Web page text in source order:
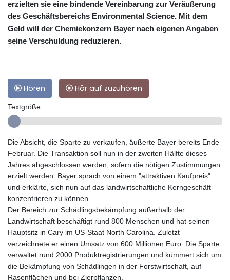
erzielten sie eine bindende Vereinbarung zur Veräußerung
des Geschäftsbereichs Environmental Science. Mit dem
Geld will der Chemiekonzern Bayer nach eigenen Angaben
seine Verschuldung reduzieren.
Hören Hör auf zuzuhören
Textgröße:
Die Absicht, die Sparte zu verkaufen, äußerte Bayer bereits Ende
Februar. Die Transaktion soll nun in der zweiten Hälfte dieses
Jahres abgeschlossen werden, sofern die nötigen Zustimmungen
erzielt werden. Bayer sprach von einem "attraktiven Kaufpreis"
und erklärte, sich nun auf das landwirtschaftliche Kerngeschäft
konzentrieren zu können.
Der Bereich zur Schädlingsbekämpfung außerhalb der
Landwirtschaft beschäftigt rund 800 Menschen und hat seinen
Hauptsitz in Cary im US-Staat North Carolina. Zuletzt
verzeichnete er einen Umsatz von 600 Millionen Euro. Die Sparte
verwaltet rund 2000 Produktregistrierungen und kümmert sich um
die Bekämpfung von Schädlingen in der Forstwirtschaft, auf
Rasenflächen und bei Zierpflanzen.